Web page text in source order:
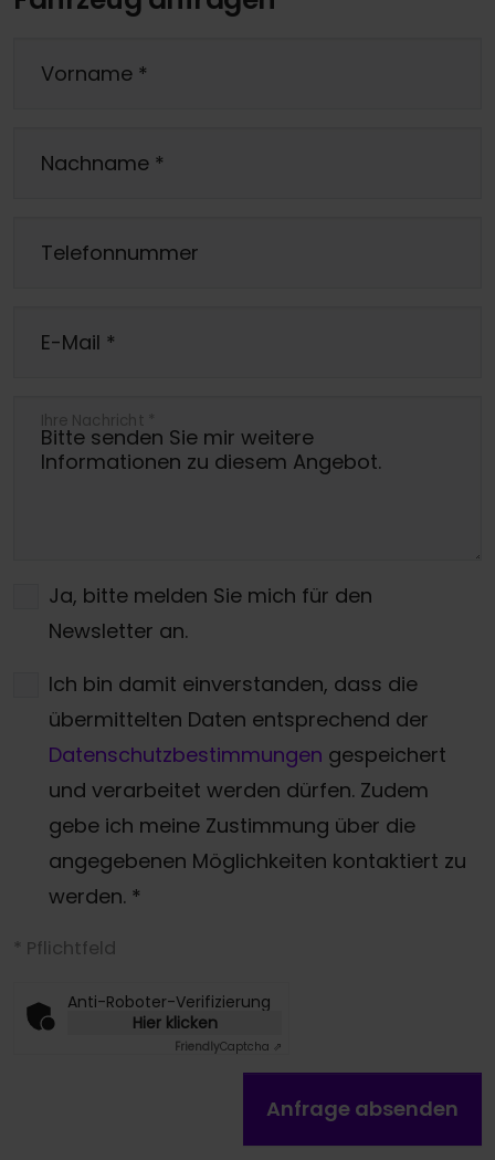
Vorname *
Nachname *
Telefonnummer
E-Mail *
Ihre Nachricht *
Ja, bitte melden Sie mich für den
Newsletter an.
Ich bin damit einverstanden, dass die
übermittelten Daten entsprechend der
Datenschutzbestimmungen gespeichert
und verarbeitet werden dürfen. Zudem
gebe ich meine Zustimmung über die
angegebenen Möglichkeiten kontaktiert zu
werden. *
* Pflichtfeld
Anti-Roboter-Verifizierung
Hier klicken
FriendlyCaptcha ⇗
Anfrage absenden